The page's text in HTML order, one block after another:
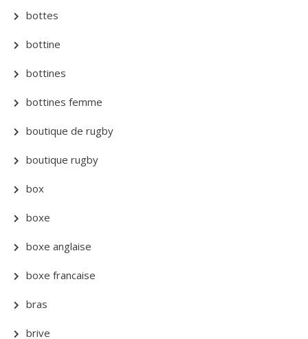
bottes
bottine
bottines
bottines femme
boutique de rugby
boutique rugby
box
boxe
boxe anglaise
boxe francaise
bras
brive